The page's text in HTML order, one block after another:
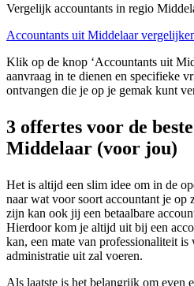
Vergelijk accountants in regio
Accountants uit Middelaar
Klik op de knop ‘Accountants uit
aanvraag in te dienen en specifieke
ontvangen die je op je gemak kunt
3 offertes voor de
Middelaar (voor jou)
Het is altijd een slim idee om in de
naar wat voor soort accountant je op
zijn kan ook jij een betaalbare
Hierdoor kom je altijd uit bij een
kan, een mate van professionaliteit
administratie uit zal voeren.
Als laatste is het belangrijk om even